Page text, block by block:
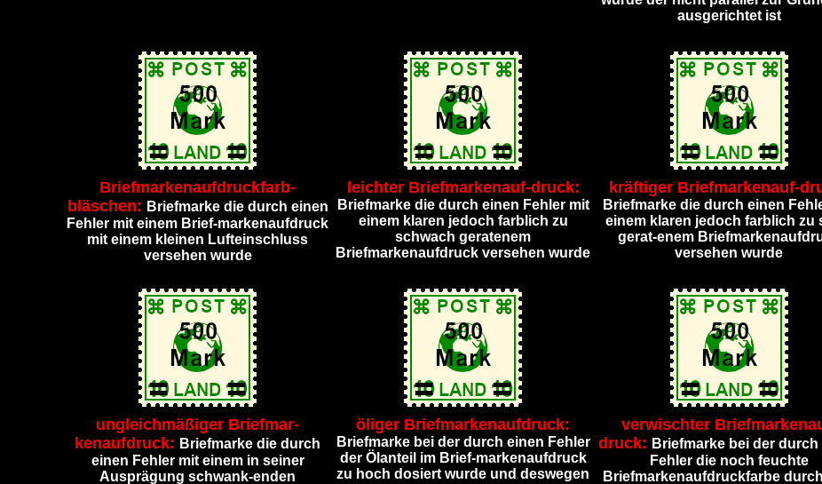
ausgerichtet ist
Briefmarkenaufdruckfarb-
bläschen: Briefmarke die durch einen
Fehler mit einem Brief-markenaufdruck
mit einem kleinen Lufteinschluss
versehen wurde
leichter Briefmarkenauf-druck:
Briefmarke die durch einen Fehler mit
einem klaren jedoch farblich zu
schwach geratenem
Briefmarkenaufdruck versehen wurde
kräftiger Briefmarkenauf-
Briefmarke die durch einen
einem klaren jedoch farblich zu
gerat-enem
versehen wurde
ungleichmäßiger Briefmar-
kenaufdruck: Briefmarke die durch
einen Fehler mit einem in seiner
Ausprägung schwank-enden
öliger Briefmarkenaufdruck:
Briefmarke bei der durch einen Fehler
der Ölanteil im Brief-markenaufdruck
zu hoch dosiert wurde und deswegen
verwischter
druck: Briefmarke bei der durch
Fehler die noch feuchte
Briefmarkenaufdruckfarbe